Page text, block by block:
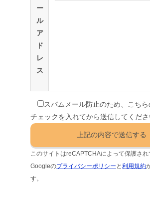
ー
ル
ア
ド
レ
ス
スパムメール防止のため、こち
チェックを入れてから送信してくださ
このサイトはreCAPTCHAによって保護され
Googleのプライバシーポリシー と利用規約
す。